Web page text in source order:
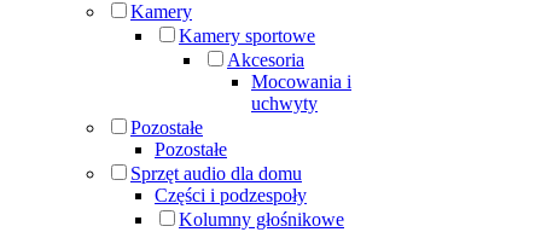
Kamery
Kamery sportowe
Akcesoria
Mocowania i
uchwyty
Pozostałe
Pozostałe
Sprzęt audio dla domu
Części i podzespoły
Kolumny głośnikowe